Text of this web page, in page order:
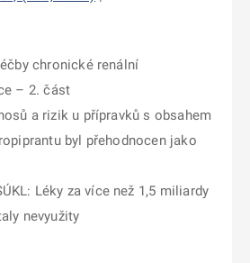
chronické renální
– 2. část
a rizik u přípravků s obsahem
byl přehodnocen jako
Léky za více než 1,5 miliardy
nevyužity